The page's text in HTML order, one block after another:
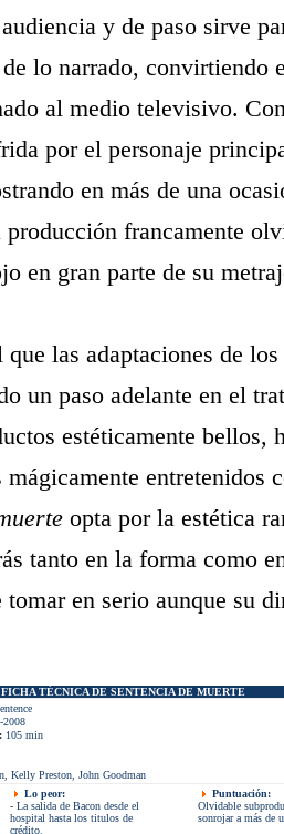
y de paso sirve
lo narrado, convirtiendo
al medio televisivo.
por el personaje
en más de una
producción francamente
en gran parte de su
las adaptaciones de
un paso adelante en el
estéticamente bellos,
mágicamente entretenidos
opta por la estética
tanto en la forma como
en serio aunque su
FICHA TÉCNICA DE SENTENCIA DE MUERTE
2008
105 min
Kelly Preston, John Goodman
Lo peor:
- La salida de Bacon desde el
hospital hasta los titulos de
crédito.
Puntuación:
Olvidable
sonrojar a más de